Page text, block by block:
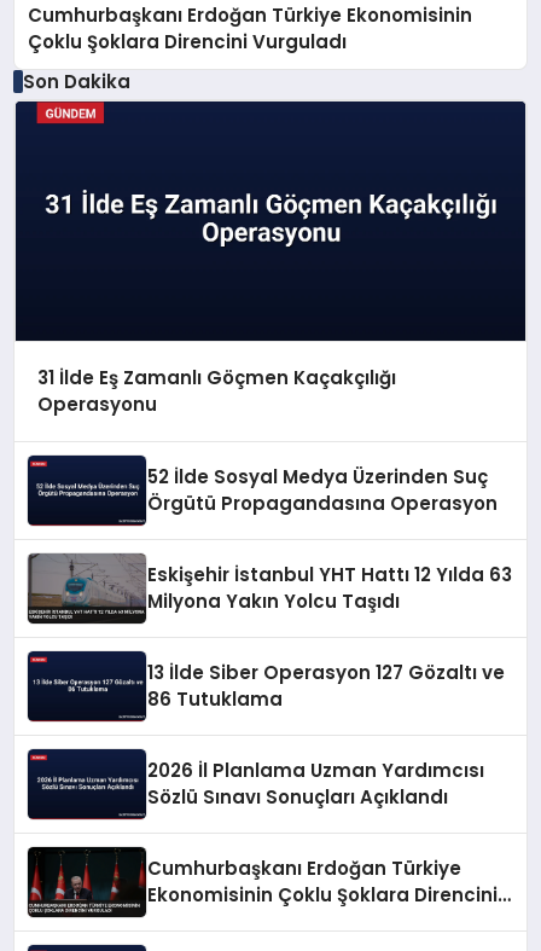
Cumhurbaşkanı Erdoğan Türkiye Ekonomisinin
Çoklu Şoklara Direncini Vurguladı
Son Dakika
31 İlde Eş Zamanlı Göçmen Kaçakçılığı
Operasyonu
52 İlde Sosyal Medya Üzerinden Suç
Örgütü Propagandasına Operasyon
Eskişehir İstanbul YHT Hattı 12 Yılda 63
Milyona Yakın Yolcu Taşıdı
13 İlde Siber Operasyon 127 Gözaltı ve
86 Tutuklama
2026 İl Planlama Uzman Yardımcısı
Sözlü Sınavı Sonuçları Açıklandı
Cumhurbaşkanı Erdoğan Türkiye
Ekonomisinin Çoklu Şoklara Direncini